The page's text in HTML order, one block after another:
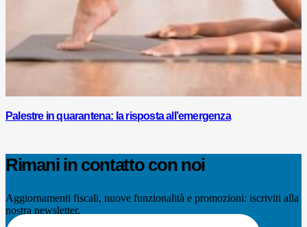
Palestre in quarantena: la risposta all’emergenza
Rimani in contatto con noi
Aggiornamenti fiscali, nuove funzionalità e promozioni: iscriviti alla
nostra newsletter.